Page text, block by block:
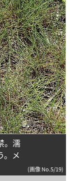
。濡
。メ
(画像 No.5/19)